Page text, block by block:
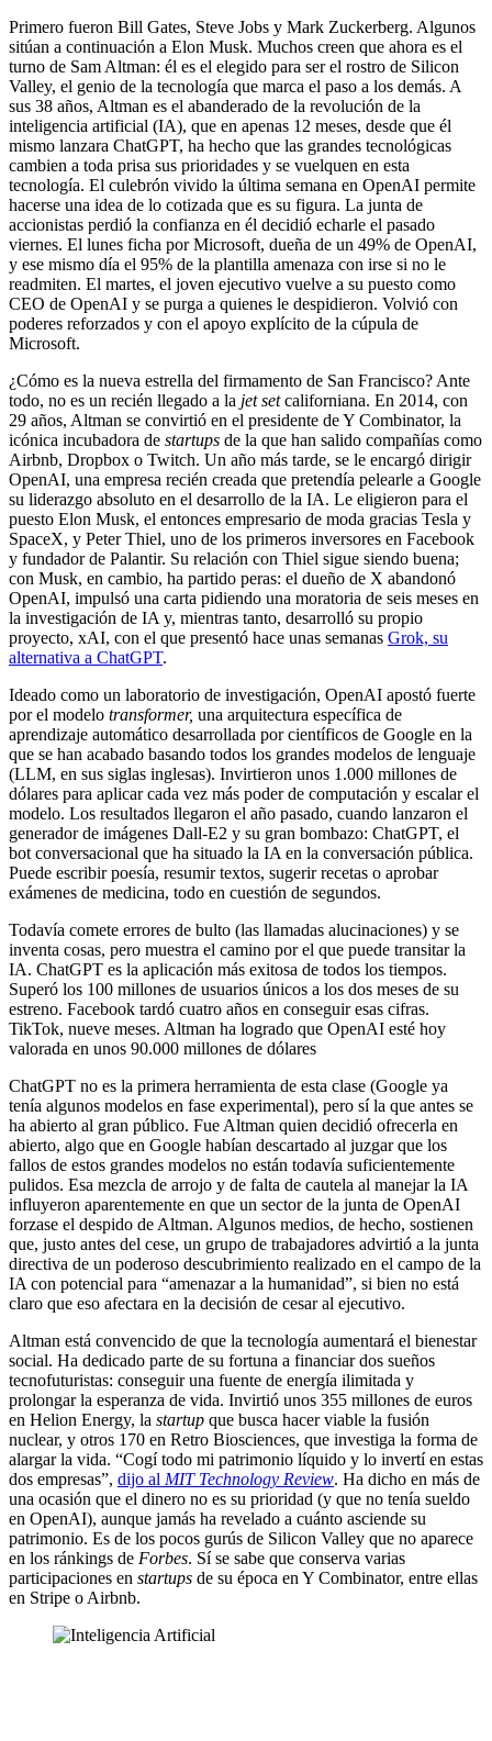
Primero fueron Bill Gates, Steve Jobs y Mark Zuckerberg. Algunos
sitúan a continuación a Elon Musk. Muchos creen que ahora es el
turno de Sam Altman: él es el elegido para ser el rostro de Silicon
Valley, el genio de la tecnología que marca el paso a los demás. A
sus 38 años, Altman es el abanderado de la revolución de la
inteligencia artificial (IA), que en apenas 12 meses, desde que él
mismo lanzara ChatGPT, ha hecho que las grandes tecnológicas
cambien a toda prisa sus prioridades y se vuelquen en esta
tecnología. El culebrón vivido la última semana en OpenAI permite
hacerse una idea de lo cotizada que es su figura. La junta de
accionistas perdió la confianza en él decidió echarle el pasado
viernes. El lunes ficha por Microsoft, dueña de un 49% de OpenAI,
y ese mismo día el 95% de la plantilla amenaza con irse si no le
readmiten. El martes, el joven ejecutivo vuelve a su puesto como
CEO de OpenAI y se purga a quienes le despidieron. Volvió con
poderes reforzados y con el apoyo explícito de la cúpula de
Microsoft.
¿Cómo es la nueva estrella del firmamento de San Francisco? Ante
todo, no es un recién llegado a la jet setcaliforniana. En 2014, con
29 años, Altman se convirtió en el presidente de Y Combinator, la
icónica incubadora de startups de la que han salido compañías como
Airbnb, Dropbox o Twitch. Un año más tarde, se le encargó dirigir
OpenAI, una empresa recién creada que pretendía pelearle a Google
su liderazgo absoluto en el desarrollo de la IA. Le eligieron para el
puesto Elon Musk, el entonces empresario de moda gracias Tesla y
SpaceX, y Peter Thiel, uno de los primeros inversores en Facebook
y fundador de Palantir. Su relación con Thiel sigue siendo buena;
con Musk, en cambio, ha partido peras: el dueño de X abandonó
OpenAI, impulsó una carta pidiendo una moratoria de seis meses en
la investigación de IA y, mientras tanto, desarrolló su propio
proyecto, xAI, con el que presentó hace unas semanas Grok, su
alternativa a ChatGPT.
Ideado como un laboratorio de investigación, OpenAI apostó fuerte
por el modelo transformer, una arquitectura específica de
aprendizaje automático desarrollada por científicos de Google en la
que se han acabado basando todos los grandes modelos de lenguaje
(LLM, en sus siglas inglesas). Invirtieron unos 1.000 millones de
dólares para aplicar cada vez más poder de computación y escalar el
modelo. Los resultados llegaron el año pasado, cuando lanzaron el
generador de imágenes Dall-E2 y su gran bombazo: ChatGPT, el
bot conversacional que ha situado la IA en la conversación pública.
Puede escribir poesía, resumir textos, sugerir recetas o aprobar
exámenes de medicina, todo en cuestión de segundos.
Todavía comete errores de bulto (las llamadas alucinaciones) y se
inventa cosas, pero muestra el camino por el que puede transitar la
IA. ChatGPT es la aplicación más exitosa de todos los tiempos.
Superó los 100 millones de usuarios únicos a los dos meses de su
estreno. Facebook tardó cuatro años en conseguir esas cifras.
TikTok, nueve meses. Altman ha logrado que OpenAI esté hoy
valorada en unos 90.000 millones de dólares
ChatGPT no es la primera herramienta de esta clase (Google ya
tenía algunos modelos en fase experimental), pero sí la que antes se
ha abierto al gran público. Fue Altman quien decidió ofrecerla en
abierto, algo que en Google habían descartado al juzgar que los
fallos de estos grandes modelos no están todavía suficientemente
pulidos. Esa mezcla de arrojo y de falta de cautela al manejar la IA
influyeron aparentemente en que un sector de la junta de OpenAI
forzase el despido de Altman. Algunos medios, de hecho, sostienen
que, justo antes del cese, un grupo de trabajadores advirtió a la junta
directiva de un poderoso descubrimiento realizado en el campo de la
IA con potencial para “amenazar a la humanidad”, si bien no está
claro que eso afectara en la decisión de cesar al ejecutivo.
Altman está convencido de que la tecnología aumentará el bienestar
social. Ha dedicado parte de su fortuna a financiar dos sueños
tecnofuturistas: conseguir una fuente de energía ilimitada y
prolongar la esperanza de vida. Invirtió unos 355 millones de euros
en Helion Energy, la startup que busca hacer viable la fusión
nuclear, y otros 170 en Retro Biosciences, que investiga la forma de
alargar la vida. “Cogí todo mi patrimonio líquido y lo invertí en estas
dos empresas”, dijo al MIT Technology Review. Ha dicho en más de
una ocasión que el dinero no es su prioridad (y que no tenía sueldo
en OpenAI), aunque jamás ha revelado a cuánto asciende su
patrimonio. Es de los pocos gurús de Silicon Valley que no aparece
en los ránkings de Forbes. Sí se sabe que conserva varias
participaciones en startups de su época en Y Combinator, entre ellas
en Stripe o Airbnb.